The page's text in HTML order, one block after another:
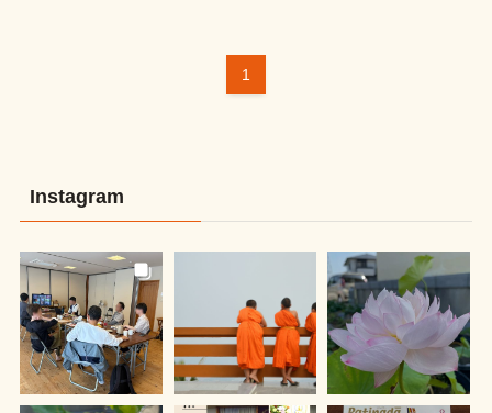
1
Instagram